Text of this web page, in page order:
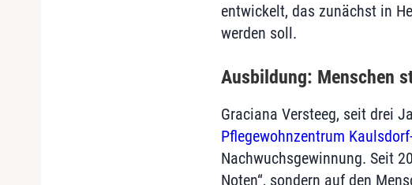
entwickelt, das zunächst in
werden soll.
Ausbildung: Menschen
Graciana Versteeg, seit drei
Pflegewohnzentrum
Nachwuchsgewinnung. Seit
Noten“, sondern auf den